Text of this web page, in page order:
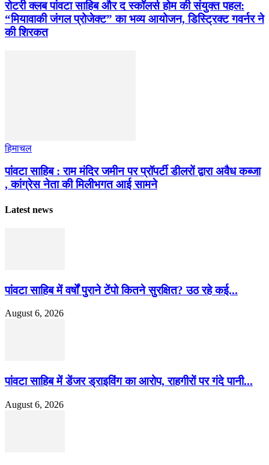
​रोटरी क्लब पांवटा साहिब और द स्कॉलर्स होम की संयुक्त पहल:
“मियावाकी जंगल प्रोजेक्ट” का भव्य आयोजन, डिस्ट्रिक्ट गवर्नर ने
की शिरकत
हिमाचल
पांवटा साहिब : राम मंदिर जमीन पर प्रॉपर्टी डीलरों द्वारा अवैध कब्जा
, कांग्रेस नेता की मिलीभगत आई सामने
Latest news
पांवटा साहिब में वर्षों पुराने टेंपो कितने सुरक्षित? उठ रहे कई...
August 6, 2026
पांवटा साहिब में डेंजर ड्राइविंग का आरोप, राहगीरों पर गंदे पानी...
August 6, 2026